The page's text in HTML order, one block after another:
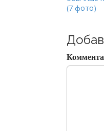
s
n
a
v
(7 фото)